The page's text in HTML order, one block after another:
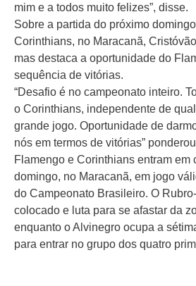
mim e a todos muito felizes”, disse.
Sobre a partida do próximo
Corinthians, no Maracanã,
mas destaca a oportunidade do
sequência de vitórias.
“Desafio é no campeonato inteiro.
o Corinthians, independente de
grande jogo. Oportunidade de
nós em termos de vitórias”
Flamengo e Corinthians entram em
domingo, no Maracanã, em jogo
do Campeonato Brasileiro. O
colocado e luta para se afastar da
enquanto o Alvinegro ocupa a
para entrar no grupo dos quatro